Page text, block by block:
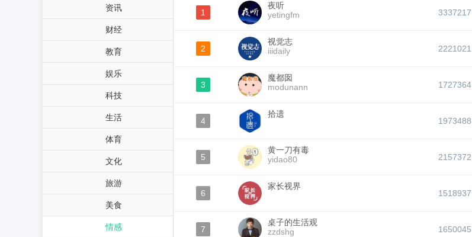
资讯
财经
教育
娱乐
科技
生活
体育
文化
旅游
美食
情感
1
夜听
yetingfm
3337217
2
视觉志
iiidaily
2221021
3
魔都囡
modunann
1727364
4
拾遗
1973488
5
黄一刀有毒
yidao80
2157372
6
家长视界
1518937
7
桌子的生活观
zzdshg
1650045